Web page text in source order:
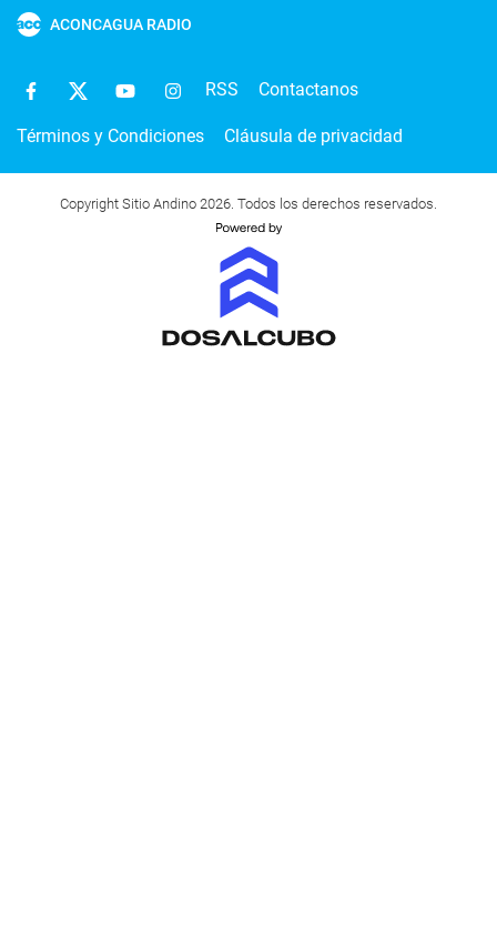
ACONCAGUA RADIO
RSS Contactanos
Términos y Condiciones Cláusula de privacidad
Copyright Sitio Andino 2026. Todos los derechos reservados.